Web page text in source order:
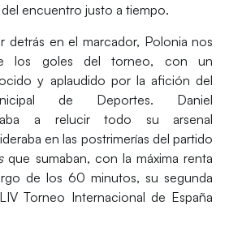
encuentro justo a tiempo.
detrás en el marcador, Polonia nos
los goles del torneo, con un
y aplaudido por la afición del
de Deportes. Daniel
a relucir todo su arsenal
en las postrimerías del partido
que sumaban, con la máxima renta
de los 60 minutos, su segunda
Torneo Internacional de España